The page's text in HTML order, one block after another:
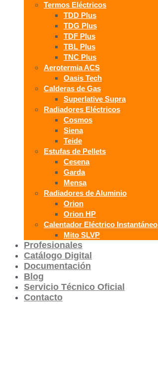
Termos Eléctricos
TDD Plus
TDG Plus
TDF Plus
TBL Plus
TNC Plus
Aerotermia ACS
Oasis Tech
Calderas de Gas
Superlative Supra
Radiadores Eléctricos
Cosmos
Siena
Teide
Estufas de Pellets
Cesena
Garda
Mensa
Radiadores de Aluminio
Orion
Orion HP
Calentador Eléctrico Instantáneo
Mito SLVP
Profesionales
Catálogo Digital
Documentación
Blog
Servicio Técnico Oficial
Contacto